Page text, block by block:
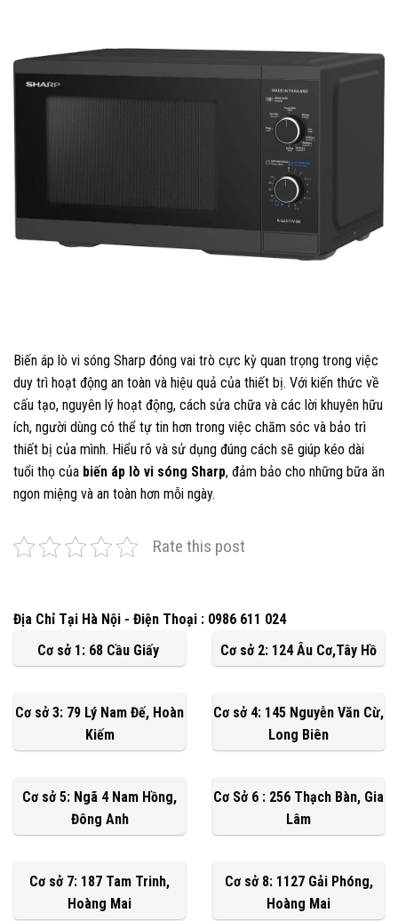
Biến áp lò vi sóng Sharp đóng vai trò cực kỳ quan trọng trong việc
duy trì hoạt động an toàn và hiệu quả của thiết bị. Với kiến thức về
cấu tạo, nguyên lý hoạt động, cách sửa chữa và các lời khuyên hữu
ích, người dùng có thể tự tin hơn trong việc chăm sóc và bảo trì
thiết bị của mình. Hiểu rõ và sử dụng đúng cách sẽ giúp kéo dài
tuổi thọ của biến áp lò vi sóng Sharp, đảm bảo cho những bữa ăn
ngon miệng và an toàn hơn mỗi ngày.
Rate this post
Địa Chỉ Tại Hà Nội - Điện Thoại : 0986 611 024
Cơ sở 1: 68 Cầu Giấy
Cơ sở 2: 124 Âu Cơ,Tây Hồ
Cơ sở 3: 79 Lý Nam Đế, Hoàn
Kiếm
Cơ sở 4: 145 Nguyễn Văn Cừ,
Long Biên
Cơ sở 5: Ngã 4 Nam Hồng,
Đông Anh
Cơ Sở 6 : 256 Thạch Bàn, Gia
Lâm
Cơ sở 7: 187 Tam Trinh,
Hoàng Mai
Cơ sở 8: 1127 Gải Phóng,
Hoàng Mai